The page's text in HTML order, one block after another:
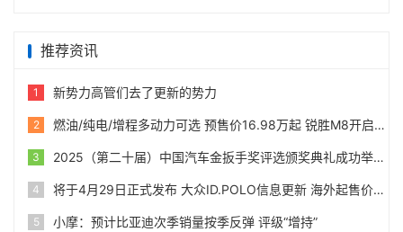
推荐资讯
1 新势力高管们去了更新的势力
2 燃油/纯电/增程多动力可选 预售价16.98万起 锐胜M8开启预售
3 2025（第二十届）中国汽车金扳手奖评选颁奖典礼成功举办
4 将于4月29日正式发布 大众ID.POLO信息更新 海外起售价24990欧
5 小摩：预计比亚迪次季销量按季反弹 评级“增持”